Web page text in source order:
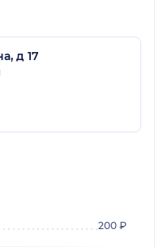
д 17
200 ₽